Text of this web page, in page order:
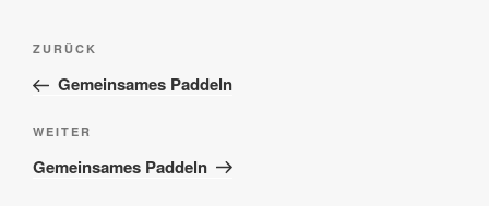
Beitragsnavigation
Vorheriger
Beitrag
ZURÜCK
Gemeinsames Paddeln
Nächster
Beitrag
WEITER
Gemeinsames Paddeln